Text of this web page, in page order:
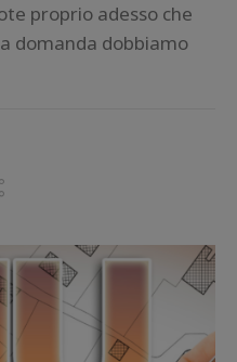
proprio adesso che
domanda dobbiamo